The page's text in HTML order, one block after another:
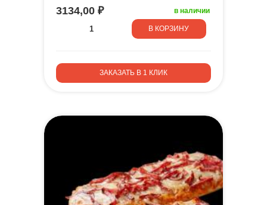
3134,00 ₽ в наличии
В КОРЗИНУ
ЗАКАЗАТЬ В 1 КЛИК